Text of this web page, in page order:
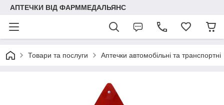
АПТЕЧКИ ВІД ФАРММЕДАЛЬЯНС
Товари та послуги Аптечки автомобільні та транспортні